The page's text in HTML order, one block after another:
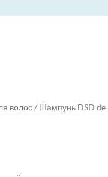
волос/ Шампунь DSD de